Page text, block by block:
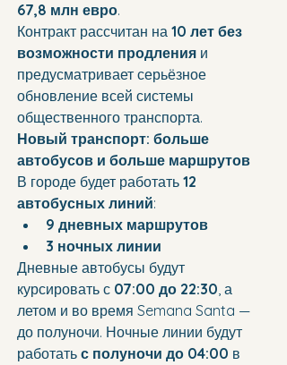
67,8 млн евро.
Контракт рассчитан на 10 лет без
возможности продления и
предусматривает серьёзное
обновление всей системы
общественного транспорта.
Новый транспорт: больше
автобусов и больше маршрутов
В городе будет работать 12
автобусных линий:
9 дневных маршрутов
3 ночных линии
Дневные автобусы будут
курсировать с 07:00 до 22:30, а
летом и во время Semana Santa —
до полуночи. Ночные линии будут
работать с полуночи до 04:00 в